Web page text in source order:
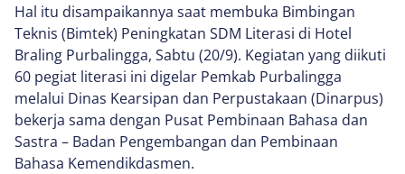
Hal itu disampaikannya saat membuka Bimbingan
Teknis (Bimtek) Peningkatan SDM Literasi di Hotel
Braling Purbalingga, Sabtu (20/9). Kegiatan yang diikuti
60 pegiat literasi ini digelar Pemkab Purbalingga
melalui Dinas Kearsipan dan Perpustakaan (Dinarpus)
bekerja sama dengan Pusat Pembinaan Bahasa dan
Sastra – Badan Pengembangan dan Pembinaan
Bahasa Kemendikdasmen.